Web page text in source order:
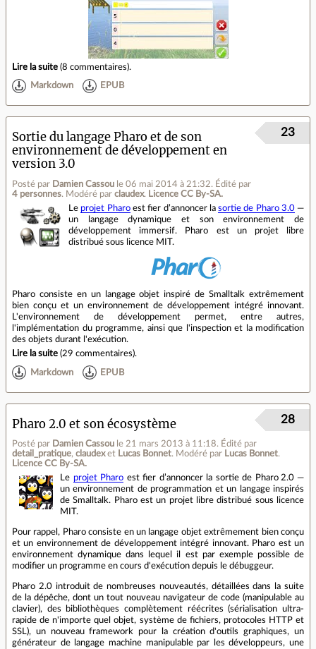
Lire la suite (8 commentaires).
Markdown EPUB
Sortie du langage Pharo et de son
environnement de développement en
version 3.0
Posté par Damien Cassou le 06 mai 2014 à 21:32. Édité par
4 personnes. Modéré par claudex. Licence CC By‑SA.
23
Le projet Pharoest fier d’annoncer lasortie de Pharo 3.0—
un langage dynamique et son environnement de
développement immersif. Pharo est un projet libre
distribué sous licence MIT.
Pharo consiste en un langage objet inspiré de Smalltalk extrêmement
bien conçu et un environnement de développement intégré innovant.
L'environnement de développement permet, entre autres,
l'implémentation du programme, ainsi que l'inspection et la modification
des objets durant l'exécution.
Lire la suite (29 commentaires).
Markdown EPUB
Pharo 2.0 et son écosystème
Posté par Damien Cassou le 21 mars 2013 à 11:18. Édité par
detail_pratique, claudexet Lucas Bonnet. Modéré par Lucas Bonnet.
Licence CC By‑SA.
28
Le projet Pharo est fier d’annoncer la sortie de Pharo 2.0 —
un environnement de programmation et un langage inspirés
de Smalltalk. Pharo est un projet libre distribué sous licence
MIT.
Pour rappel, Pharo consiste en un langage objet extrêmement bien conçu
et un environnement de développement intégré innovant. Pharo est un
environnement dynamique dans lequel il est par exemple possible de
modifier un programme en cours d'exécution depuis le débuggeur.
Pharo 2.0 introduit de nombreuses nouveautés, détaillées dans la suite
de la dépêche, dont un tout nouveau navigateur de code (manipulable au
clavier), des bibliothèques complètement réécrites (sérialisation ultra-
rapide de n'importe quel objet, système de fichiers, protocoles HTTP et
SSL), un nouveau framework pour la création d'outils graphiques, un
générateur de langage machine manipulable par les développeurs, une